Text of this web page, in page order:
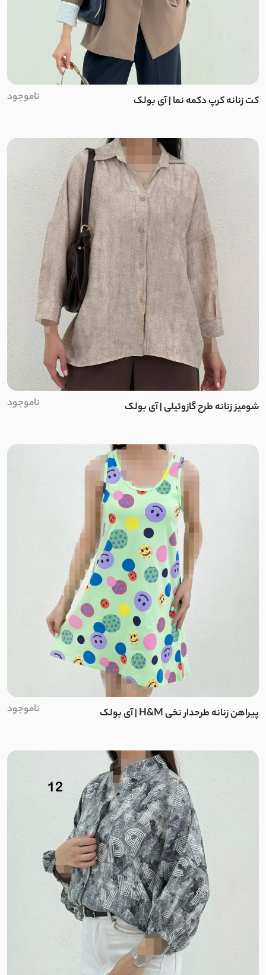
کت زنانه کرپ دکمه نما | آی بولک ناموجود
شومیز زنانه طرح گازوئیلی | آی بولک ناموجود
پیراهن زنانه طرحدار نخی H&M | آی بولک ناموجود